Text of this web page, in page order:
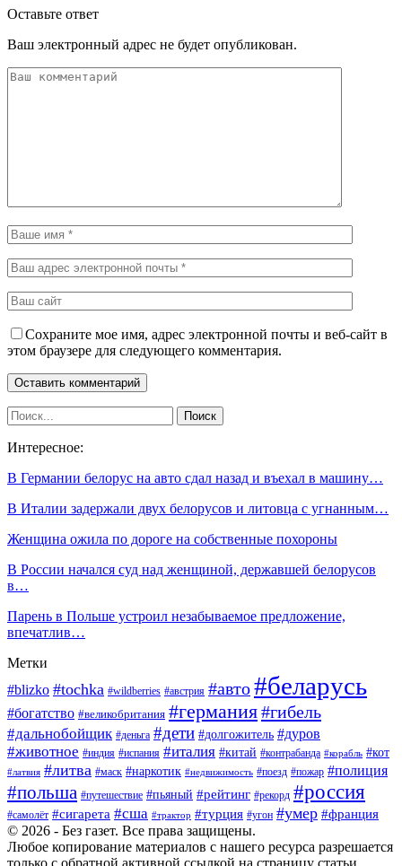
Оставьте ответ
Ваш электронный адрес не будет опубликован.
Сохраните мое имя, адрес электронной почты и веб-сайт в
этом браузере для следующего комментария.
Интересное:
В Германии белорус на авто сдал назад и въехал в машину…
В Италии задержали двух белорусов и литовца с угнанным…
Женщина ожила по дороге на собственные похороны
В России начался суд над женщиной, державшей белорусов
в…
Парень в Польше устроил незабываемое предложение,
впечатлив…
Метки
#blizko #tochka #wildberries #австрия #авто#беларусь
#богатство #великобритания #германия#гибель
#дальнобойщик #деньга #дети #долгожитель #дуров
#животное #индия #испания #италия #китай #контрабанда #корабль #кот
#латвия #литва #маск #наркотик #недвижимость #поезд #пожар #полиция
#польша #путешествие #пьяный #рейтинг #рекорд #россия
#самолёт #сигарета #сша #трактор #турция #угон #умер #франция
© 2026 - Без газет. Все права защищены.
Любое копирование материалов с нашего ресурса разрешается
только с обратной активной ссылкой на страницу статьи.